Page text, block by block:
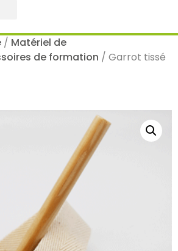
/ Matériel de
de formation / Garrot tissé